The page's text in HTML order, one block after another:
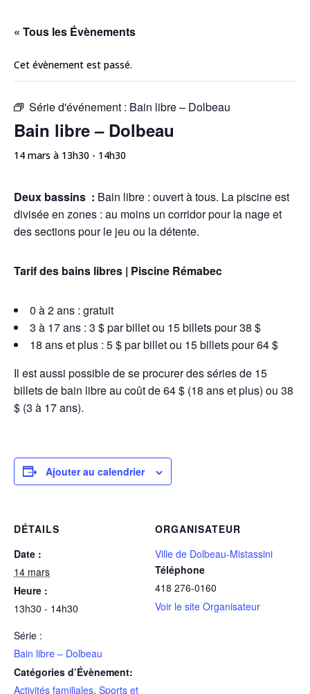
« Tous les Évènements
Cet évènement est passé.
Série d'événement : Bain libre – Dolbeau
Bain libre – Dolbeau
14 mars à 13h30 - 14h30
Deux bassins : Bain libre : ouvert à tous. La piscine est
divisée en zones : au moins un corridor pour la nage et
des sections pour le jeu ou la détente.
Tarif des bains libres | Piscine Rémabec
0 à 2 ans : gratuit
3 à 17 ans : 3 $ par billet ou 15 billets pour 38 $
18 ans et plus : 5 $ par billet ou 15 billets pour 64 $
Il est aussi possible de se procurer des séries de 15
billets de bain libre au coût de 64 $ (18 ans et plus) ou 38
$ (3 à 17 ans).
Ajouter au calendrier
DÉTAILS
Date :
14 mars
Heure :
13h30 - 14h30
Série :
Bain libre – Dolbeau
Catégories d’Évènement:
Activités familiales, Sports et
ORGANISATEUR
Ville de Dolbeau-Mistassini
Téléphone
418 276-0160
Voir le site Organisateur